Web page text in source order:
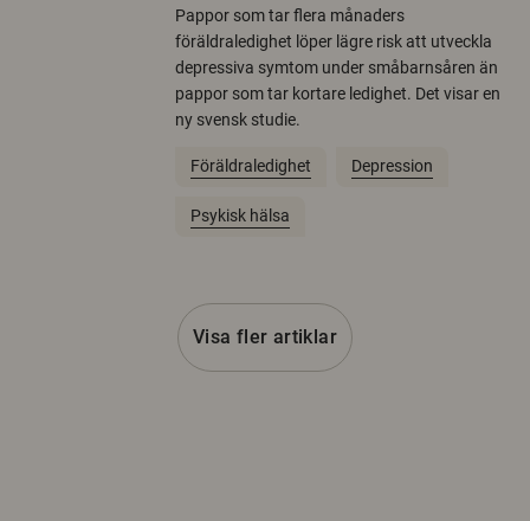
Pappor som tar flera månaders
föräldraledighet löper lägre risk att utveckla
depressiva symtom under småbarnsåren än
pappor som tar kortare ledighet. Det visar en
ny svensk studie.
Föräldraledighet Depression
Psykisk hälsa
Visa fler artiklar